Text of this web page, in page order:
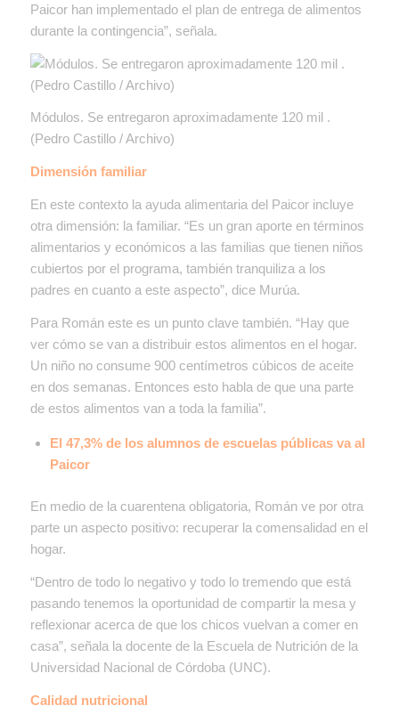
Paicor han implementado el plan de entrega de alimentos
durante la contingencia”, señala.
Módulos. Se entregaron aproximadamente 120 mil .
(Pedro Castillo / Archivo)
Dimensión familiar
En este contexto la ayuda alimentaria del Paicor incluye
otra dimensión: la familiar. “Es un gran aporte en términos
alimentarios y económicos a las familias que tienen niños
cubiertos por el programa, también tranquiliza a los
padres en cuanto a este aspecto”, dice Murúa.
Para Román este es un punto clave también. “Hay que
ver cómo se van a distribuir estos alimentos en el hogar.
Un niño no consume 900 centímetros cúbicos de aceite
en dos semanas. Entonces esto habla de que una parte
de estos alimentos van a toda la familia”.
El 47,3% de los alumnos de escuelas públicas va al
Paicor
En medio de la cuarentena obligatoria, Román ve por otra
parte un aspecto positivo: recuperar la comensalidad en el
hogar.
“Dentro de todo lo negativo y todo lo tremendo que está
pasando tenemos la oportunidad de compartir la mesa y
reflexionar acerca de que los chicos vuelvan a comer en
casa”, señala la docente de la Escuela de Nutrición de la
Universidad Nacional de Córdoba (UNC).
Calidad nutricional